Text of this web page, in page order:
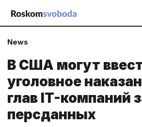
News
В США могут
уголовное
глав IT-компаний
персданных